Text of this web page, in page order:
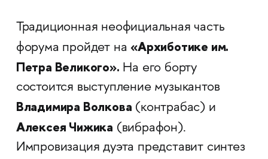
Традиционная неофициальная часть
форума пройдет на«Архиботике им.
Петра Великого». На его борту
состоится выступление музыкантов
Владимира Волкова (контрабас) и
Алексея Чижика (вибрафон).
Импровизация дуэта представит синтез